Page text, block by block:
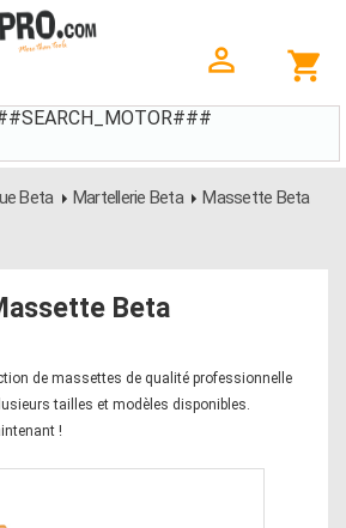
Beta Martellerie Beta Massette Beta
Beta
de massettes de qualité professionnelle
tailles et modèles disponibles.
!